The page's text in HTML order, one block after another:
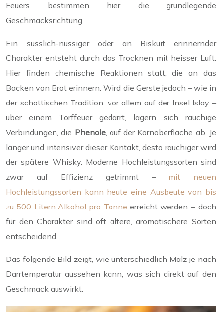
Feuers bestimmen hier die grundlegende
Geschmacksrichtung.
Ein süsslich-nussiger oder an Biskuit erinnernder
Charakter entsteht durch das Trocknen mit heisser Luft.
Hier finden chemische Reaktionen statt, die an das
Backen von Brot erinnern. Wird die Gerste jedoch – wie in
der schottischen Tradition, vor allem auf der Insel Islay –
über einem Torffeuer gedarrt, lagern sich rauchige
Verbindungen, die Phenole, auf der Kornoberfläche ab. Je
länger und intensiver dieser Kontakt, desto rauchiger wird
der spätere Whisky. Moderne Hochleistungssorten sind
zwar auf Effizienz getrimmt – mit neuen
Hochleistungssorten kann heute eine Ausbeute von bis
zu 500 Litern Alkohol pro Tonne erreicht werden –, doch
für den Charakter sind oft ältere, aromatischere Sorten
entscheidend.
Das folgende Bild zeigt, wie unterschiedlich Malz je nach
Darrtemperatur aussehen kann, was sich direkt auf den
Geschmack auswirkt.